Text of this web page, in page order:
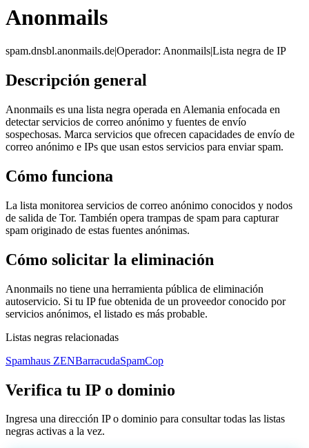
Anonmails
spam.dnsbl.anonmails.de|Operador: Anonmails|Lista negra de IP
Descripción general
Anonmails es una lista negra operada en Alemania enfocada en
detectar servicios de correo anónimo y fuentes de envío
sospechosas. Marca servicios que ofrecen capacidades de envío de
correo anónimo e IPs que usan estos servicios para enviar spam.
Cómo funciona
La lista monitorea servicios de correo anónimo conocidos y nodos
de salida de Tor. También opera trampas de spam para capturar
spam originado de estas fuentes anónimas.
Cómo solicitar la eliminación
Anonmails no tiene una herramienta pública de eliminación
autoservicio. Si tu IP fue obtenida de un proveedor conocido por
servicios anónimos, el listado es más probable.
Listas negras relacionadas
Spamhaus ZENBarracudaSpamCop
Verifica tu IP o dominio
Ingresa una dirección IP o dominio para consultar todas las listas
negras activas a la vez.